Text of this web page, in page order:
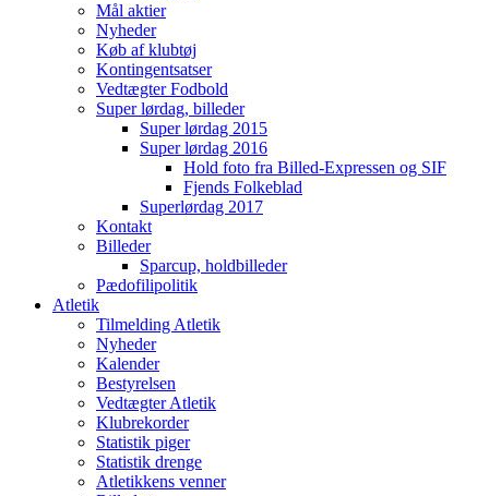
Mål aktier
Nyheder
Køb af klubtøj
Kontingentsatser
Vedtægter Fodbold
Super lørdag, billeder
Super lørdag 2015
Super lørdag 2016
Hold foto fra Billed-Expressen og SIF
Fjends Folkeblad
Superlørdag 2017
Kontakt
Billeder
Sparcup, holdbilleder
Pædofilipolitik
Atletik
Tilmelding Atletik
Nyheder
Kalender
Bestyrelsen
Vedtægter Atletik
Klubrekorder
Statistik piger
Statistik drenge
Atletikkens venner